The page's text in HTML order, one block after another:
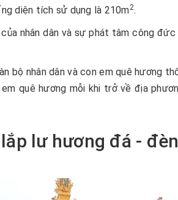
diện tích sử dụng là 210m2.
nhân dân và sự phát tâm công
bộ nhân dân và con em quê hương
quê hương mỗi khi trở về địa
lư hương đá -